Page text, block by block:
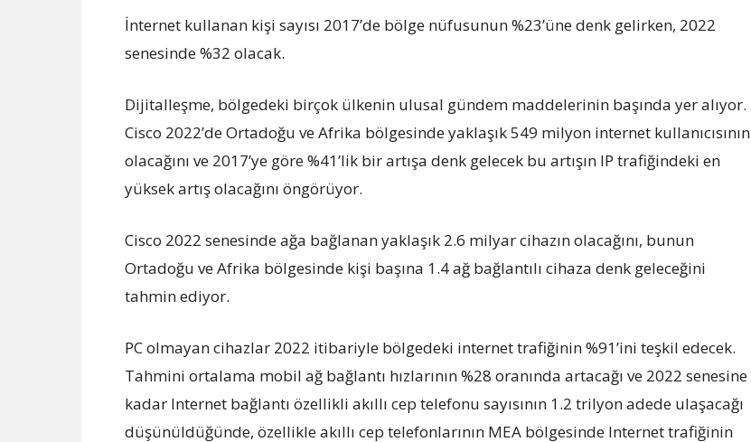
İnternet kullanan kişi sayısı 2017’de bölge nüfusunun %23’üne denk gelirken, 2022
senesinde %32 olacak.
Dijitalleşme, bölgedeki birçok ülkenin ulusal gündem maddelerinin başında yer alıyor.
Cisco 2022’de Ortadoğu ve Afrika bölgesinde yaklaşık 549 milyon internet kullanıcısının
olacağını ve 2017’ye göre %41’lik bir artışa denk gelecek bu artışın IP trafiğindeki en
yüksek artış olacağını öngörüyor.
Cisco 2022 senesinde ağa bağlanan yaklaşık 2.6 milyar cihazın olacağını, bunun
Ortadoğu ve Afrika bölgesinde kişi başına 1.4 ağ bağlantılı cihaza denk geleceğini
tahmin ediyor.
PC olmayan cihazlar 2022 itibariyle bölgedeki internet trafiğinin %91’ini teşkil edecek.
Tahmini ortalama mobil ağ bağlantı hızlarının %28 oranında artacağı ve 2022 senesine
kadar Internet bağlantı özellikli akıllı cep telefonu sayısının 1.2 trilyon adede ulaşacağı
düşünüldüğünde, özellikle akıllı cep telefonlarının MEA bölgesinde Internet trafiğinin